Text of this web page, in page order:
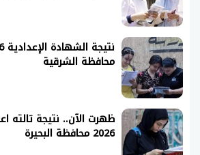
محافظة الشرقية
ظهرت الآن.. نتيجة تالته
2026 محافظة البحيرة